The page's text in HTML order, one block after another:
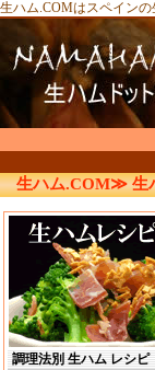
生ハム.COMはスペイン
生ハム.COM≫ 生
調理法別 生ハム レシピ